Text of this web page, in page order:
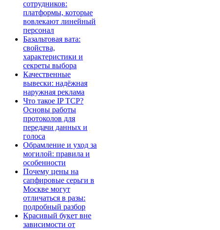
сотрудников:
платформы, которые
вовлекают линейный
персонал
Базальтовая вата:
свойства,
характеристики и
секреты выбора
Качественные
вывески: надёжная
наружная реклама
Что такое IP TCP?
Основы работы
протоколов для
передачи данных и
голоса
Обрамление и уход за
могилой: правила и
особенности
Почему цены на
сапфировые серьги в
Москве могут
отличаться в разы:
подробный разбор
Красивый букет вне
зависимости от